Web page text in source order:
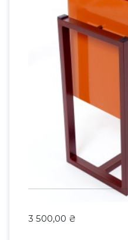
Урна ФІДЖО
3 500,00 ₴